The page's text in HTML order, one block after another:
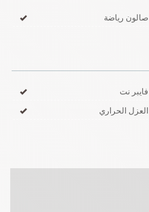
صالون رياضة
فايبر نت
العزل الحراري